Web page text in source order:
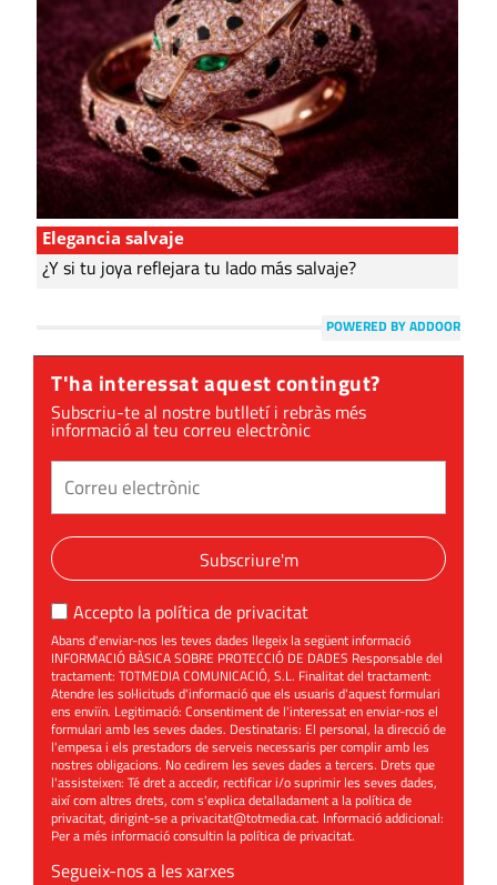
Elegancia salvaje
¿Y si tu joya reflejara tu lado más salvaje?
POWERED BY ADDOOR
T'ha interessat aquest contingut?
Subscriu-te al nostre butlletí i rebràs més
informació al teu correu electrònic
Subscriure'm
Accepto la política de privacitat
Abans d'enviar-nos les teves dades llegeix la següent informació
INFORMACIÓ BÀSICA SOBRE PROTECCIÓ DE DADES Responsable del
tractament: TOTMEDIA COMUNICACIÓ, S.L. Finalitat del tractament:
Atendre les sol·licituds d'informació que els usuaris d'aquest formulari
ens enviïn. Legitimació: Consentiment de l'interessat en enviar-nos el
formulari amb les seves dades. Destinataris: El personal, la direcció de
l'empesa i els prestadors de serveis necessaris per complir amb les
nostres obligacions. No cedirem les seves dades a tercers. Drets que
l'assisteixen: Té dret a accedir, rectificar i/o suprimir les seves dades,
així com altres drets, com s'explica detalladament a la política de
privacitat, dirigint-se aprivacitat@totmedia.cat. Informació addicional:
Per a més informació consultin lapolítica de privacitat.
Segueix-nos a les xarxes